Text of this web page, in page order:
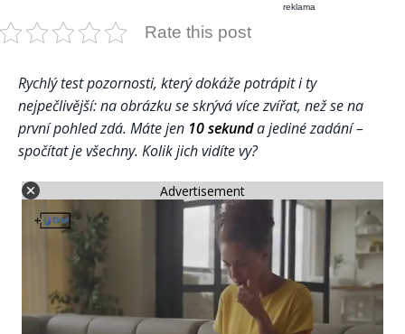
reklama
Rate this post
Rychlý test pozornosti, který dokáže potrápit i ty
nejpečlivější: na obrázku se skrývá více zvířat, než se na
první pohled zdá. Máte jen 10 sekunda jediné zadání –
spočítat je všechny. Kolik jich vidíte vy?
Advertisement